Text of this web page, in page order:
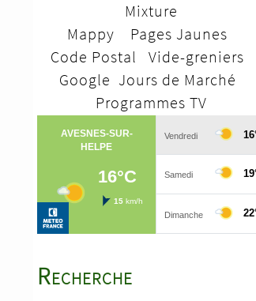
Mixture
Mappy
Pages Jaunes
Code Postal
Vide-greniers
Google Jours de Marché
Programmes TV
Recherche